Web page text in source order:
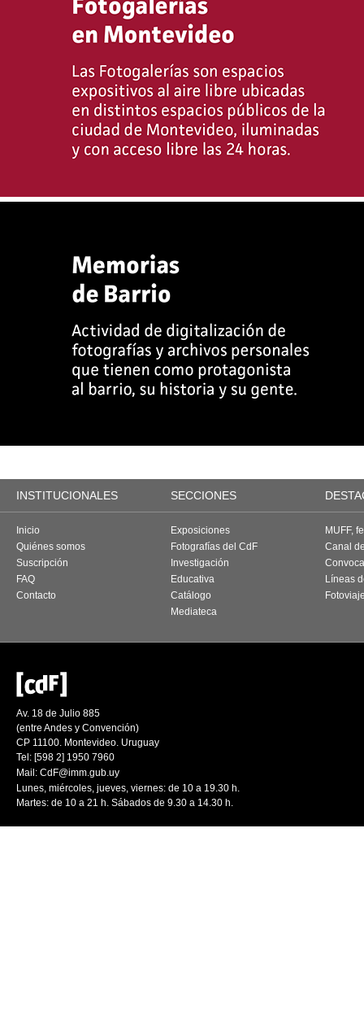
INSTITUCIONALES SECCIONES
Inicio
Quiénes somos
Suscripción
FAQ
Contacto
Exposiciones
Fotografías del CdF
Investigación
Educativa
Catálogo
Mediateca
MUFF,
Canal
Líneas
Av. 18 de Julio 885
(entre Andes y Convención)
CP 11100. Montevideo. Uruguay
Tel: [598 2] 1950 7960
Mail: CdF@imm.gub.uy
Lunes, miércoles, jueves, viernes: de 10 a 19.30 h.
Martes: de 10 a 21 h. Sábados de 9.30 a 14.30 h.